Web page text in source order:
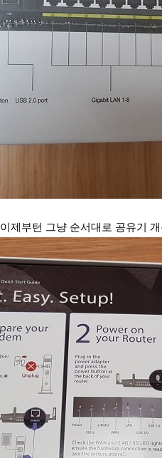
이제부턴 그냥 순서대로 공유기